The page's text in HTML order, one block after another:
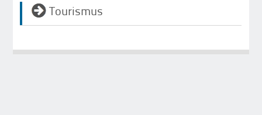
Tourismus